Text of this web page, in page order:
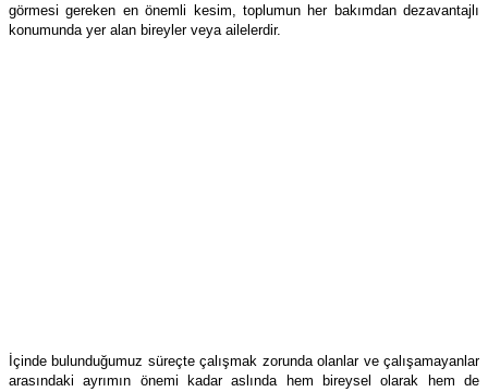
görmesi gereken en önemli kesim, toplumun her bakımdan dezavantajlı
konumunda yer alan bireyler veya ailelerdir.
İçinde bulunduğumuz süreçte çalışmak zorunda olanlar ve çalışamayanlar
arasındaki ayrımın önemi kadar aslında hem bireysel olarak hem de